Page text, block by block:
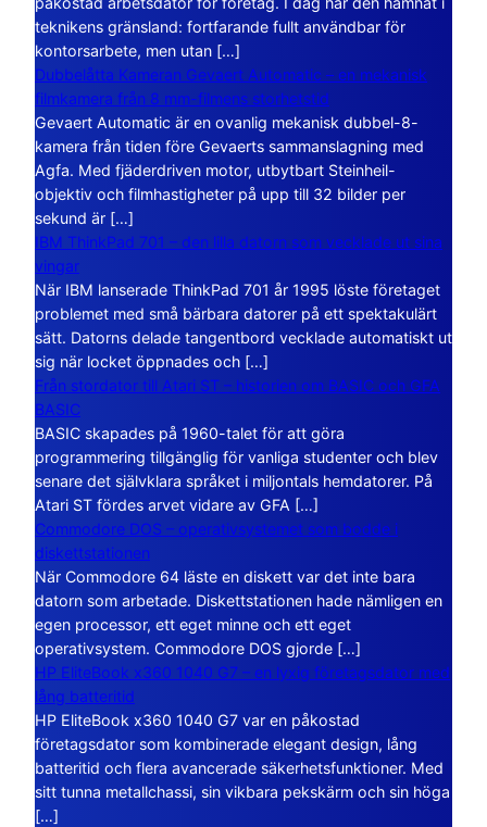
teknikens gränsland: fortfarande fullt användbar för
kontorsarbete, men utan […]
Dubbelåtta Kameran Gevaert Automatic – en mekanisk
filmkamera från 8 mm-filmens storhetstid
Gevaert Automatic är en ovanlig mekanisk dubbel-8-
kamera från tiden före Gevaerts sammanslagning med
Agfa. Med fjäderdriven motor, utbytbart Steinheil-
objektiv och filmhastigheter på upp till 32 bilder per
sekund är […]
IBM ThinkPad 701 – den lilla datorn som vecklade ut sina
vingar
När IBM lanserade ThinkPad 701 år 1995 löste företaget
problemet med små bärbara datorer på ett spektakulärt
sätt. Datorns delade tangentbord vecklade automatiskt ut
sig när locket öppnades och […]
Från stordator till Atari ST – historien om BASIC och GFA
BASIC
BASIC skapades på 1960-talet för att göra
programmering tillgänglig för vanliga studenter och blev
senare det självklara språket i miljontals hemdatorer. På
Atari ST fördes arvet vidare av GFA […]
Commodore DOS – operativsystemet som bodde i
diskettstationen
När Commodore 64 läste en diskett var det inte bara
datorn som arbetade. Diskettstationen hade nämligen en
egen processor, ett eget minne och ett eget
operativsystem. Commodore DOS gjorde […]
HP EliteBook x360 1040 G7 – en lyxig företagsdator med
lång batteritid
HP EliteBook x360 1040 G7 var en påkostad
företagsdator som kombinerade elegant design, lång
batteritid och flera avancerade säkerhetsfunktioner. Med
sitt tunna metallchassi, sin vikbara pekskärm och sin höga
[…]